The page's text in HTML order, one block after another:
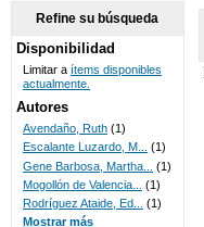
DE
BIBLIOTECAS
UNICOC
Refine su búsqueda
Disponibilidad
Limitar a ítems disponibles
actualmente.
Autores
Avendaño, Ruth (1)
Escalante Luzardo, M... (1)
Gene Barbosa, Martha...
(1)
Mogollón de Valencia...
(1)
Rodríguez Ataide, Ed...
(1)
Mostrar más